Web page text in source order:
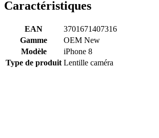
Caractéristiques
EAN
3701671407316
Gamme
OEM New
Modèle
iPhone 8
Type de produit Lentille caméra